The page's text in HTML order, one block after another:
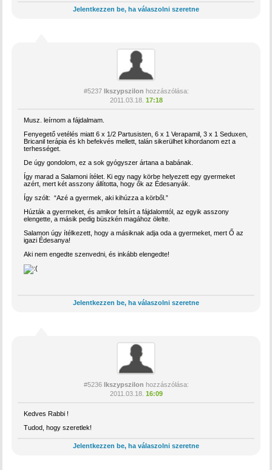
Jelentkezzen be, ha válaszolni szeretne
#5237 Ikszypszilon hozzászólása:
2011.03.18. 17:18
Musz. leírnom a fájdalmam.
Fenyegető vetélés miatt 6 x 1/2 Partusisten, 6 x 1 Verapamil, 3 x 1 Seduxen,
Bricanil terápia és kh befekvés mellett, talán sikerülhet kihordanom ezt a
terhességet.
De úgy gondolom, ez a sok gyógyszer ártana a babának.
Így marad a Salamoni ítélet. Ki egy nagy körbe helyezett egy gyermeket
azért, mert két asszony állította, hogy ők az Édesanyák.
Így szólt: “Azé a gyermek, aki kihúzza a körből.”
Húzták a gyermeket, és amikor felsírt a fájdalomtól, az egyik asszony
elengette, a másik pedig büszkén magához ölelte.
Salamon úgy ítélkezett, hogy a másiknak adja oda a gyermeket, mert Ő az
igazi Édesanya!
Aki nem engedte szenvedni, és inkább elengedte!
Jelentkezzen be, ha válaszolni szeretne
#5236 Ikszypszilon hozzászólása:
2011.03.18. 16:09
Kedves Rabbi !
Tudod, hogy szeretlek!
Jelentkezzen be, ha válaszolni szeretne